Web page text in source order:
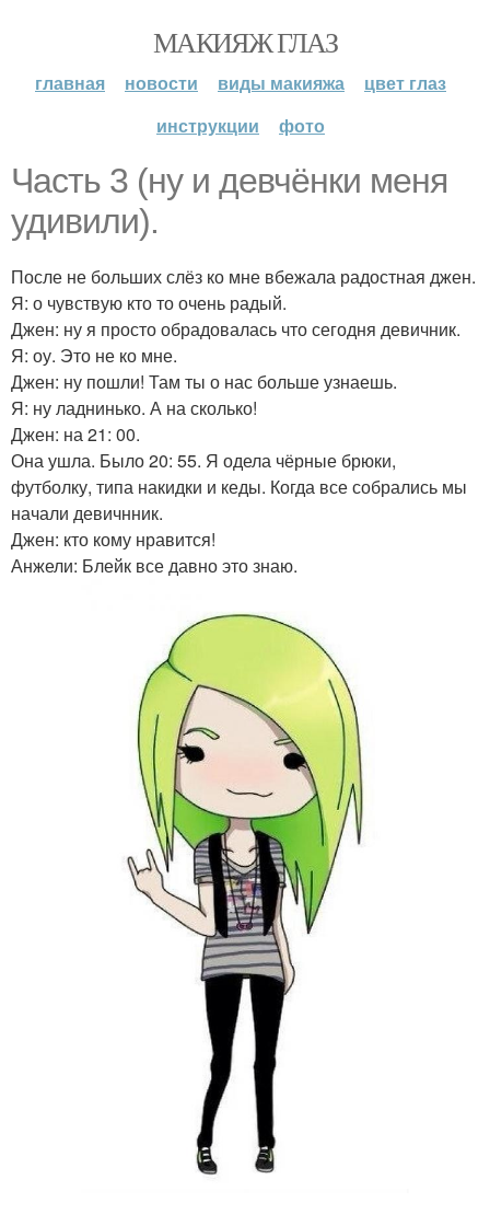
МАКИЯЖ ГЛАЗ
главная новости виды макияжа
цвет глаз
инструкции
фото
Часть 3 (ну и девчёнки меня
удивили).
После не больших слёз ко мне вбежала радостная джен.
Я: о чувствую кто то очень радый.
Джен: ну я просто обрадовалась что сегодня девичник.
Я: оу. Это не ко мне.
Джен: ну пошли! Там ты о нас больше узнаешь.
Я: ну ладнинько. А на сколько!
Джен: на 21: 00.
Она ушла. Было 20: 55. Я одела чёрные брюки,
футболку, типа накидки и кеды. Когда все собрались мы
начали девичнник.
Джен: кто кому нравится!
Анжели: Блейк все давно это знаю.